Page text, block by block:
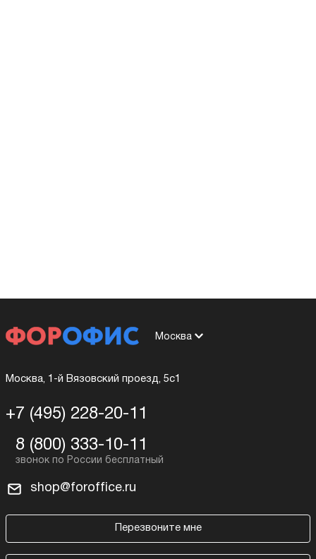
Москва
Москва, 1-й Вязовский проезд, 5с1
+7 (495) 228-20-11
8 (800) 333-10-11
shop@foroffice.ru
Перезвоните мне